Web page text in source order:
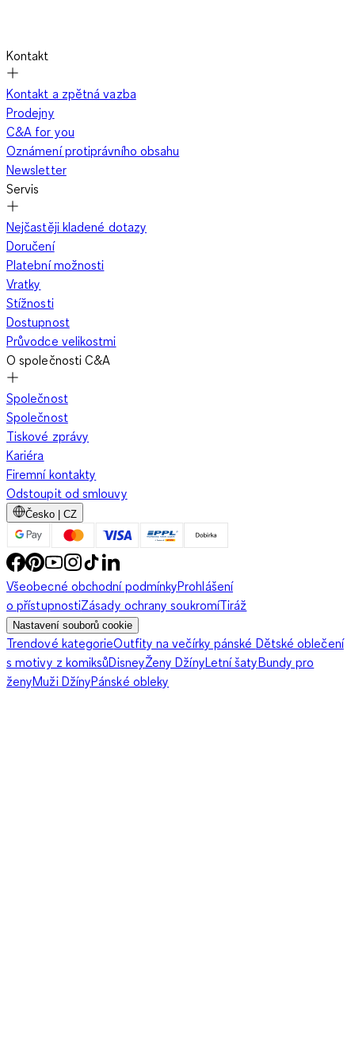
Kontakt
Kontakt a zpětná vazba
Prodejny
C&A for you
Oznámení protiprávního obsahu
Newsletter
Servis
Nejčastěji kladené dotazy
Doručení
Platební možnosti
Vratky
Stížnosti
Dostupnost
Průvodce velikostmi
O společnosti C&A
Společnost
Společnost
Tiskové zprávy
Kariéra
Firemní kontakty
Odstoupit od smlouvy
Česko | CZ
Všeobecné obchodní podmínkyProhlášení
o přístupnostiZásady ochrany soukromíTiráž
Nastavení souborů cookie
Trendové kategorieOutfity na večírky pánské Dětské oblečení
s motivy z komiksůDisneyŽeny DžínyLetní šatyBundy pro
ženyMuži DžínyPánské obleky